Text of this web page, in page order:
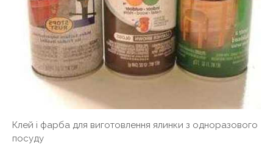
Клей і фарба для виготовлення ялинки з одноразового
посуду